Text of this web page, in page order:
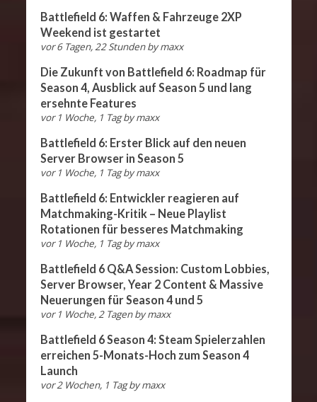
Battlefield 6: Waffen & Fahrzeuge 2XP
Weekend ist gestartet
vor 6 Tagen, 22 Stunden bymaxx
Die Zukunft von Battlefield 6: Roadmap für
Season 4, Ausblick auf Season 5 und lang
ersehnte Features
vor 1 Woche, 1 Tag bymaxx
Battlefield 6: Erster Blick auf den neuen
Server Browser in Season 5
vor 1 Woche, 1 Tag bymaxx
Battlefield 6: Entwickler reagieren auf
Matchmaking-Kritik – Neue Playlist
Rotationen für besseres Matchmaking
vor 1 Woche, 1 Tag bymaxx
Battlefield 6 Q&A Session: Custom Lobbies,
Server Browser, Year 2 Content & Massive
Neuerungen für Season 4 und 5
vor 1 Woche, 2 Tagen bymaxx
Battlefield 6 Season 4: Steam Spielerzahlen
erreichen 5-Monats-Hoch zum Season 4
Launch
vor 2 Wochen, 1 Tag bymaxx